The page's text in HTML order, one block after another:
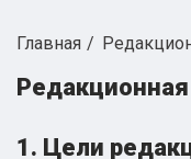
Главная
1. Цели